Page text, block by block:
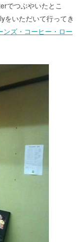
でつぶやいたとこ
をいただいて行ってき
ズ・コーヒー・ロー